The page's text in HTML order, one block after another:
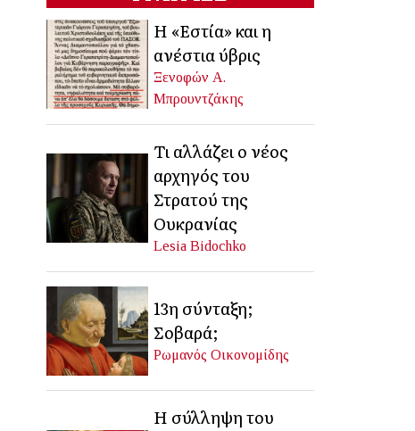
Η «Εστία» και η
ανέστια ύβρις
Ξενοφών Α.
Μπρουντζάκης
Τι αλλάζει ο νέος
αρχηγός του
Στρατού της
Ουκρανίας
Lesia Bidochko
13η σύνταξη;
Σοβαρά;
Ρωμανός Οικονομίδης
Η σύλληψη του